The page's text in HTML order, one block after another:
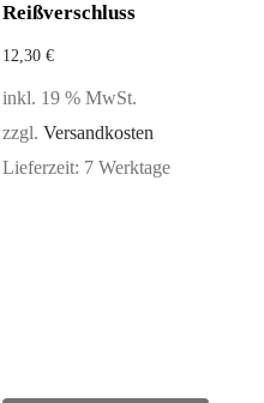
Reißverschluss
12,30 €
inkl. 19 % MwSt.
zzgl. Versandkosten
Lieferzeit: 7 Werktage